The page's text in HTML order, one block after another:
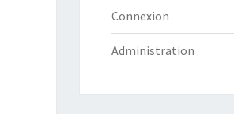
Connexion
Administration